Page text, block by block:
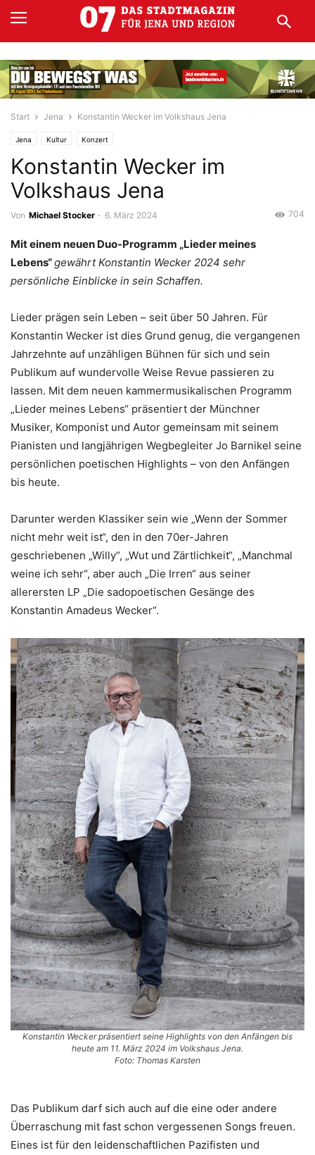
Start Jena Konstantin Wecker im Volkshaus Jena
Jena Kultur Konzert
Konstantin Wecker im
Volkshaus Jena
Von Michael Stocker - 6. März 2024 704
Mit einem neuen Duo-Programm „Lieder meines
Lebens“gewährt Konstantin Wecker 2024 sehr
persönliche Einblicke in sein Schaffen.
Lieder prägen sein Leben – seit über 50 Jahren. Für
Konstantin Wecker ist dies Grund genug, die vergangenen
Jahrzehnte auf unzähligen Bühnen für sich und sein
Publikum auf wundervolle Weise Revue passieren zu
lassen. Mit dem neuen kammermusikalischen Programm
„Lieder meines Lebens“ präsentiert der Münchner
Musiker, Komponist und Autor gemeinsam mit seinem
Pianisten und langjährigen Wegbegleiter Jo Barnikel seine
persönlichen poetischen Highlights – von den Anfängen
bis heute.
Darunter werden Klassiker sein wie „Wenn der Sommer
nicht mehr weit ist“, den in den 70er-Jahren
geschriebenen „Willy“, „Wut und Zärtlichkeit“, „Manchmal
weine ich sehr“, aber auch „Die Irren“ aus seiner
allerersten LP „Die sadopoetischen Gesänge des
Konstantin Amadeus Wecker“.
Konstantin Wecker präsentiert seine Highlights von den Anfängen bis
heute am 11. März 2024 im Volkshaus Jena.
Foto: Thomas Karsten
Das Publikum darf sich auch auf die eine oder andere
Überraschung mit fast schon vergessenen Songs freuen.
Eines ist für den leidenschaftlichen Pazifisten und